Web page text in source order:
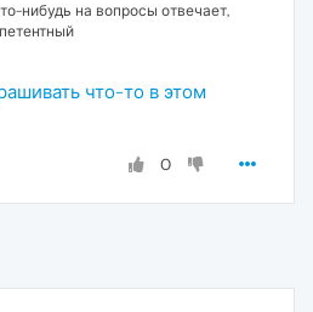
нибудь на вопросы отвечает,
что-то в этом
0